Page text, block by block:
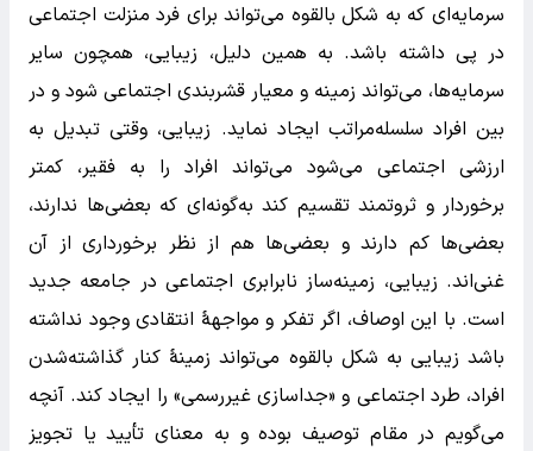
سرمایه‌ای که به شکل بالقوه می‌تواند برای فرد منزلت اجتماعی
در پی داشته باشد. به همین دلیل، زیبایی، همچون سایر
سرمایه‌ها، می‌تواند زمینه و معیار قشربندی اجتماعی شود و در
بین افراد سلسله‌مراتب ایجاد نماید. زیبایی، وقتی تبدیل به
ارزشی اجتماعی می‌شود می‌تواند افراد را به فقیر، کمتر
برخوردار و ثروتمند تقسیم کند به‌گونه‌ای که بعضی‌ها ندارند،
بعضی‌ها کم دارند و بعضی‌ها هم از نظر برخورداری از آن
غنی‌اند. زیبایی، زمینه‌ساز نابرابری اجتماعی در جامعه جدید
است. با این اوصاف، اگر تفکر و مواجهۀ انتقادی وجود نداشته
باشد زیبایی به شکل بالقوه می‌تواند زمینۀ کنار گذاشته‌شدن
افراد، طرد اجتماعی و «جداسازی غیررسمی» را ایجاد کند. آنچه
می‌گویم در مقام توصیف بوده و به معنای تأیید یا تجویز